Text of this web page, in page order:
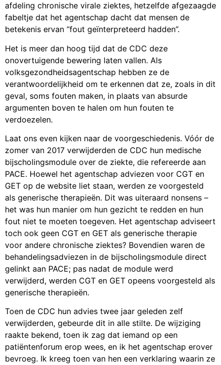
afdeling chronische virale ziektes, hetzelfde afgezaagde
fabeltje dat het agentschap dacht dat mensen de
betekenis ervan “fout geïnterpreteerd hadden”.
Het is meer dan hoog tijd dat de CDC deze
onovertuigende bewering laten vallen. Als
volksgezondheidsagentschap hebben ze de
verantwoordelijkheid om te erkennen dat ze, zoals in dit
geval, soms fouten maken, in plaats van absurde
argumenten boven te halen om hun fouten te
verdoezelen.
Laat ons even kijken naar de voorgeschiedenis. Vóór de
zomer van 2017 verwijderden de CDC hun medische
bijscholingsmodule over de ziekte, die refereerde aan
PACE. Hoewel het agentschap adviezen voor CGT en
GET op de website liet staan, werden ze voorgesteld
als generische therapieën. Dit was uiteraard nonsens –
het was hun manier om hun gezicht te redden en hun
fout niet te moeten toegeven. Het agentschap adviseert
toch ook geen CGT en GET als generische therapie
voor andere chronische ziektes? Bovendien waren de
behandelingsadviezen in de bijscholingsmodule direct
gelinkt aan PACE; pas nadat de module werd
verwijderd, werden CGT en GET opeens voorgesteld als
generische therapieën.
Toen de CDC hun advies twee jaar geleden zelf
verwijderden, gebeurde dit in alle stilte. De wijziging
raakte bekend, toen ik zag dat iemand op een
patiëntenforum erop wees, en ik het agentschap erover
bevroeg. Ik kreeg toen van hen een verklaring waarin ze